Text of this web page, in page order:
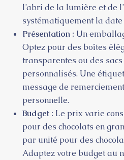
l’abri de la lumière et de
systématiquement la
Présentation : Un
Optez pour des boîtes
transparentes ou des
personnalisés. Une
message de
personnelle.
Budget : Le prix varie
pour des chocolats en
par unité pour des
Adaptez votre budget au